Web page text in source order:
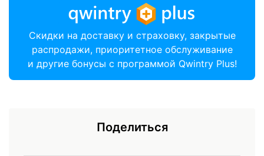
Скидки на доставку и страховку, закрытые
распродажи, приоритетное обслуживание
и другие бонусы с программой Qwintry Plus!
Поделиться